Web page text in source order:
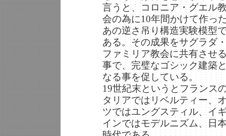
言うと、コロニア・グエル
会の為に10年間かけて作っ
あの逆さ吊り構造実験模型
ある。その成果をサグラダ
ファミリア教会に共有させ
事で、完璧なゴシック建築
なる事を促している。
19世紀末というとフランス
タリアではリベルティー、
ツではユングスティル、イ
インではモデルニズム、日